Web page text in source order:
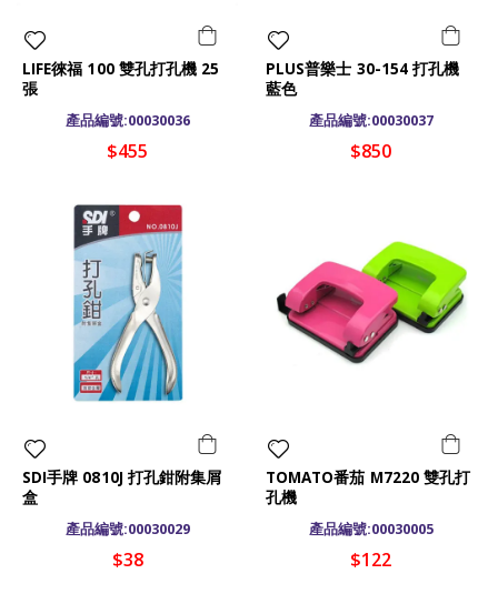
LIFE徠福 100 雙孔打孔機 25
張
產品編號:00030036
$455
PLUS普樂士 30-154 打孔機
藍色
產品編號:00030037
$850
SDI手牌 0810J 打孔鉗附集屑
盒
產品編號:00030029
$38
TOMATO番茄 M7220 雙孔打
孔機
產品編號:00030005
$122